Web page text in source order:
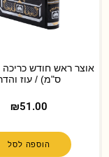
ס"מ) / עוז
₪51.00
הוספה לסל